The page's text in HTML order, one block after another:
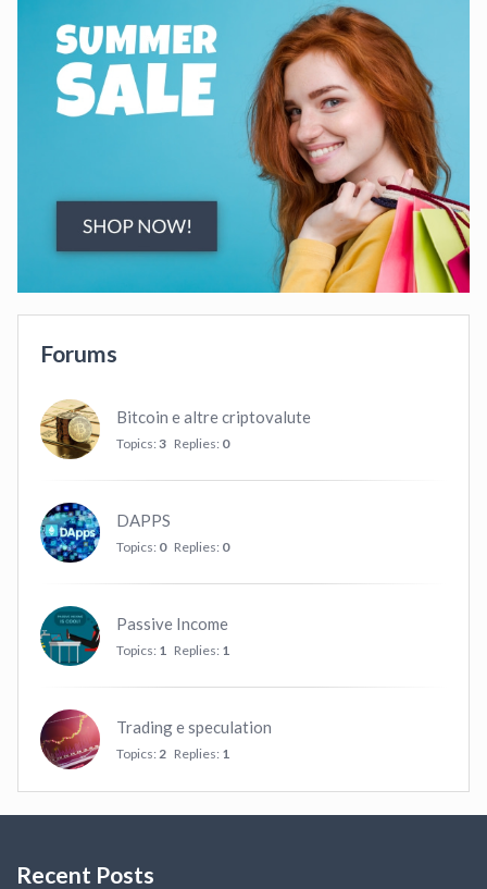
Forums
Bitcoin e altre criptovalute
Topics: 3 Replies: 0
DAPPS
Topics: 0 Replies: 0
Passive Income
Topics: 1 Replies: 1
Trading e speculation
Topics: 2 Replies: 1
Recent Posts